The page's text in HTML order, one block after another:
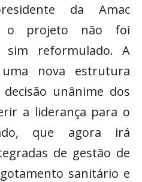
da Amac
o projeto não foi
sim reformulado. A
nova estrutura
unânime dos
a liderança para o
que agora irá
de gestão de
sanitário e